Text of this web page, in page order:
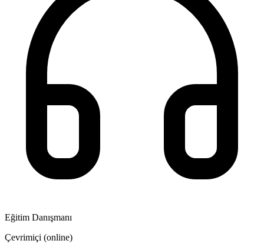
Eğitim Danışmanı
Çevrimiçi (online)